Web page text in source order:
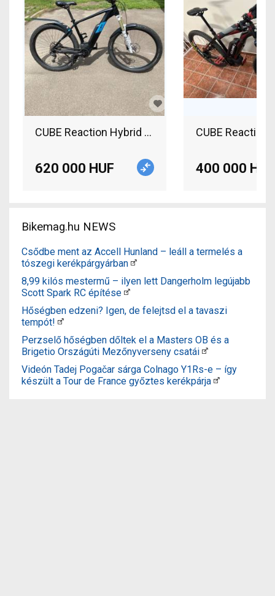
CUBE Reaction Hybrid One 2020 Electric
620 000 HUF
CUBE
400 000 HUF
Bikemag.hu NEWS
Csődbe ment az Accell Hunland – leáll a termelés a
tószegi kerékpárgyárban
8,99 kilós mestermű – ilyen lett Dangerholm legújabb
Scott Spark RC építése
Hőségben edzeni? Igen, de felejtsd el a tavaszi
tempót!
Perzselő hőségben dőltek el a Masters OB és a
Brigetio Országúti Mezőnyverseny csatái
Videón Tadej Pogačar sárga Colnago Y1Rs-e – így
készült a Tour de France győztes kerékpárja